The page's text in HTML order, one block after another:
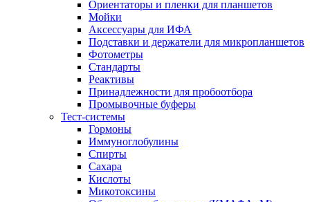
Ориентаторы и пленки для планшетов
Мойки
Аксессуары для ИФА
Подставки и держатели для микропланшетов
Фотометры
Стандарты
Реактивы
Принадлежности для пробоотбора
Промывочные буферы
Тест-системы
Гормоны
Иммуноглобулины
Спирты
Сахара
Кислоты
Микотоксины